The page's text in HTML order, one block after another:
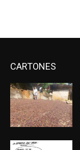
CARTONES